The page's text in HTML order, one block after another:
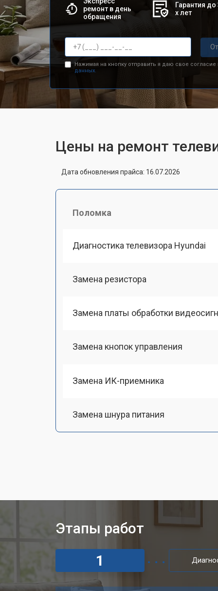
ремонт в день
обращения
Гарантия до
х лет
Нажимая на кнопку отправить я даю свое согласие
данных.
Цены на ремонт
Дата обновления прайса: 16.07.2026
Поломка
Диагностика телевизора Hyundai
Замена резистора
Замена платы обработки
Замена кнопок управления
Замена ИК-приемника
Замена шнура питания
Замена USB порта
Замена HDMI порта
Этапы работ
1